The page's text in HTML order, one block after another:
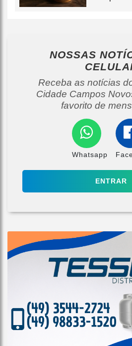
NOSSAS
Receba as notícias
Cidade Campos
favorito de
Whatsapp
ENTRAR